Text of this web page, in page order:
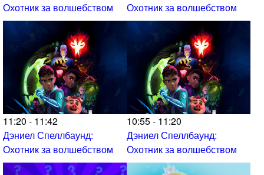
Охотник за волшебством
Охотник за волшебством
11:20 - 11:42
Дэниел Спеллбаунд:
Охотник за волшебством
10:55 - 11:20
Дэниел Спеллбаунд:
Охотник за волшебством